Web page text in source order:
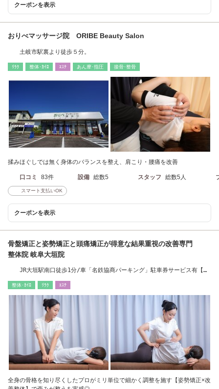
クーポンを表示
おりべマッサージ院 ORIBE Beauty Salon
土岐市駅裏より徒歩５分。
ﾘﾗｸ 整体･ｶｲﾛ ｴｽﾃ あん摩･指圧 接骨･整骨
揉みほぐしでは無く身体のバランスを整え、肩こり・腰痛を改善
口コミ 83件 設備 総数5 スタッフ 総数5人
スマート支払いOK
クーポンを表示
骨盤矯正と姿勢矯正と頭痛矯正が得意な結果重視の改善専門
整体院 岐阜大垣院
JR大垣駅南口徒歩1分/車「名鉄協商パーキング」駐車券サービス有【骨
整体･ｶｲﾛ ﾘﾗｸ ｴｽﾃ
全身の骨格を知り尽くしたプロがミリ単位で細かく調整を施す【姿勢矯正×改